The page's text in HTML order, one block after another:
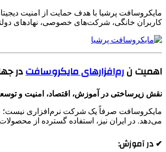
مایکروسافت پرشیا با هدف حمایت از امنیت
کاربران خانگی، شرکت‌های خصوصی، نهادهای
اهمیت نرم‌افزارهای مایکروسافتدر
نقش زیرساختی در آموزش، اقتصاد، امنیت و توسعه
مایکروسافت صرفاً یک شرکت نرم‌افزاری نیست؛
می‌دهد. در ایران نیز، استفاده گسترده از
✔ در آموزش: